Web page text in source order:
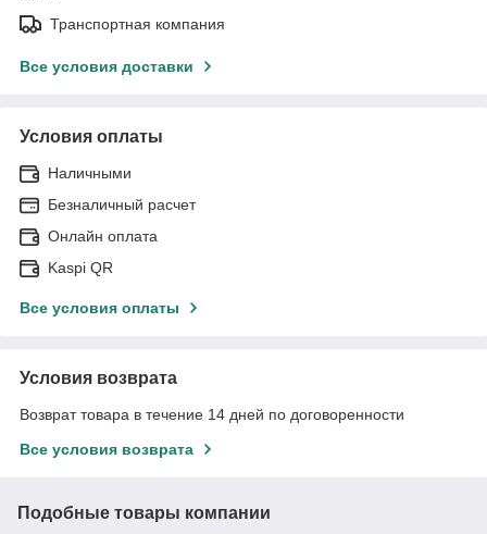
Транспортная компания
Все условия доставки
Условия оплаты
Наличными
Безналичный расчет
Онлайн оплата
Kaspi QR
Все условия оплаты
Условия возврата
Возврат товара в течение 14 дней по договоренности
Все условия возврата
Подобные товары компании